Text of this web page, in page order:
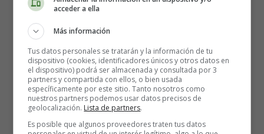
acceder a ella
Más información
Tus datos personales se tratarán y la información de tu
dispositivo (cookies, identificadores únicos y otros datos en
el dispositivo) podrá ser almacenada y consultada por 3
partners y compartida con ellos, o bien usada
específicamente por este sitio. Tanto nosotros como
nuestros partners podemos usar datos precisos de
geolocalización. Lista de partners.
Es posible que algunos proveedores traten tus datos